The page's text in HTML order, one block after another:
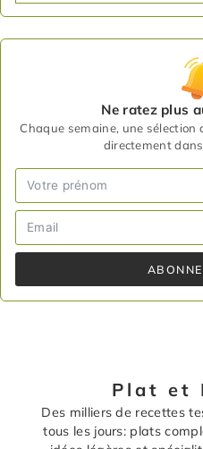
Ne ratez plus
Chaque semaine, une sélection
directement
Plat et
Des milliers de recettes
tous les jours: plats